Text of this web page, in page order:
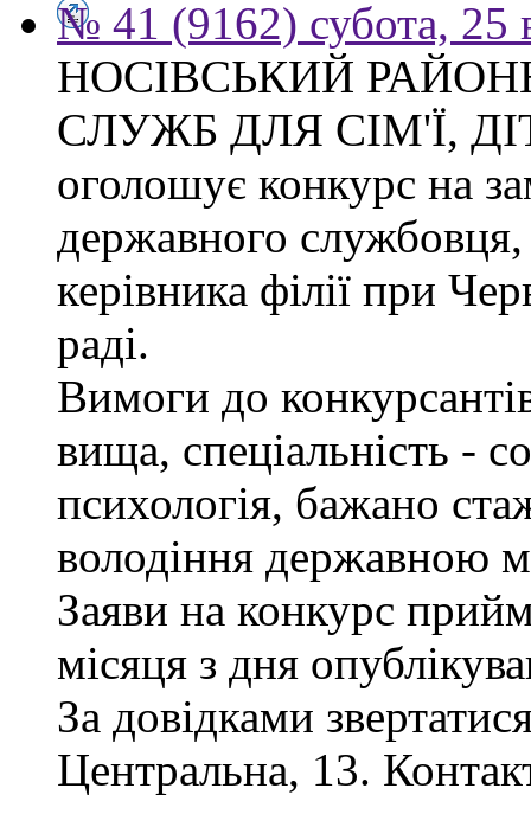
№ 41 (9162) субота, 25
НОСІВСЬКИЙ
СЛУЖБ ДЛЯ СІМ'Ї,
оголошує конкурс на
державного службовця,
керівника філії при
раді.
Вимоги до
вища, спеціальність -
психологія, бажано
володіння державною
Заяви на конкурс
місяця з дня
За довідками
Центральна, 13.